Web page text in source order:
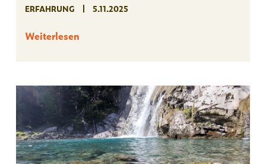
ERFAHRUNG 5.11.2025
Weiterlesen